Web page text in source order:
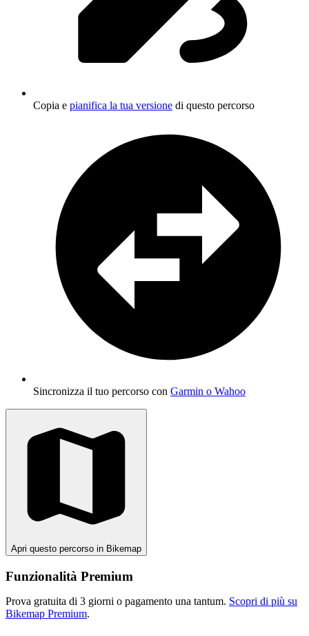
Copia e pianifica la tua versione di questo percorso
Sincronizza il tuo percorso con Garmin o Wahoo
Apri questo percorso in Bikemap
Funzionalità Premium
Prova gratuita di 3 giorni o pagamento una tantum. Scopri di più su
Bikemap Premium.